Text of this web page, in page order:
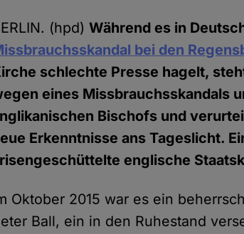
(hpd)Während es in
bei den
schlechte Presse hagelt,
eines Missbrauchsskandals
Bischofs und
Erkenntnisse ans Tageslicht.
englische
Oktober 2015 war es ein
Ball, ein in den Ruhestand